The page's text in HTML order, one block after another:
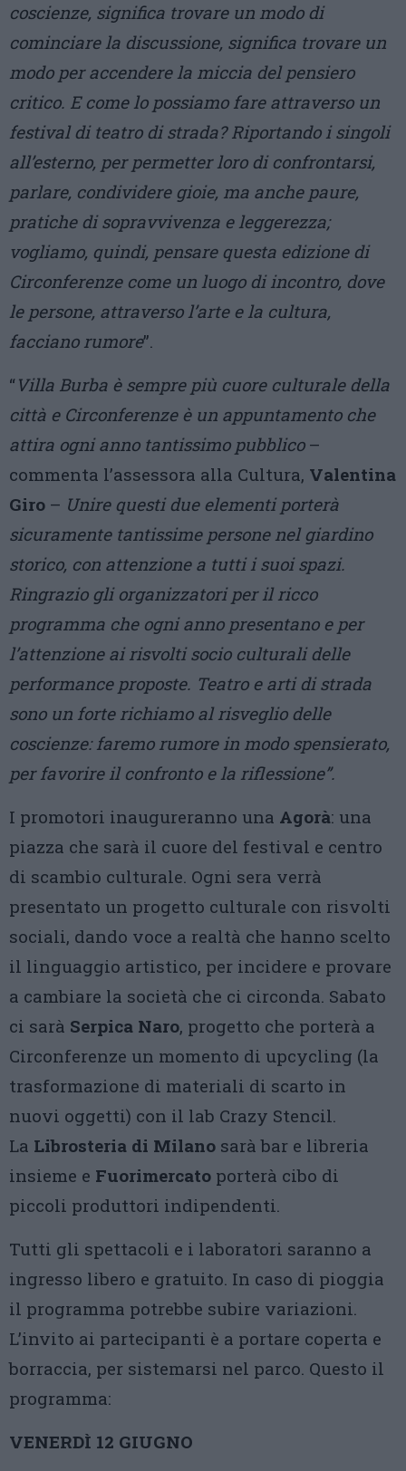
coscienze, significa trovare un modo di
cominciare la discussione, significa trovare un
modo per accendere la miccia del pensiero
critico. E come lo possiamo fare attraverso un
festival di teatro di strada? Riportando i singoli
all’esterno, per permetter loro di confrontarsi,
parlare, condividere gioie, ma anche paure,
pratiche di sopravvivenza e leggerezza;
vogliamo, quindi, pensare questa edizione di
Circonferenze come un luogo di incontro, dove
le persone, attraverso l’arte e la cultura,
facciano rumore”.
“Villa Burba è sempre più cuore culturale della
città e Circonferenze è un appuntamento che
attira ogni anno tantissimo pubblico–
commenta l’assessora alla Cultura, Valentina
Giro – Unire questi due elementi porterà
sicuramente tantissime persone nel giardino
storico, con attenzione a tutti i suoi spazi.
Ringrazio gli organizzatori per il ricco
programma che ogni anno presentano e per
l’attenzione ai risvolti socio culturali delle
performance proposte. Teatro e arti di strada
sono un forte richiamo al risveglio delle
coscienze: faremo rumore in modo spensierato,
per favorire il confronto e la riflessione”.
I promotori inaugureranno una Agorà: una
piazza che sarà il cuore del festival e centro
di scambio culturale. Ogni sera verrà
presentato un progetto culturale con risvolti
sociali, dando voce a realtà che hanno scelto
il linguaggio artistico, per incidere e provare
a cambiare la società che ci circonda. Sabato
ci sarà Serpica Naro, progetto che porterà a
Circonferenze un momento di upcycling (la
trasformazione di materiali di scarto in
nuovi oggetti) con il lab Crazy Stencil.
La Librosteria di Milano sarà bar e libreria
insieme e Fuorimercato porterà cibo di
piccoli produttori indipendenti.
Tutti gli spettacoli e i laboratori saranno a
ingresso libero e gratuito. In caso di pioggia
il programma potrebbe subire variazioni.
L’invito ai partecipanti è a portare coperta e
borraccia, per sistemarsi nel parco. Questo il
programma:
VENERDÌ 12 GIUGNO